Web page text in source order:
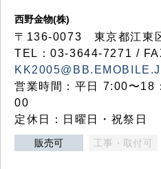
西野金物(株)
〒136-0073 東京都江東
TEL：03‐3644‐7271 /
営業時間：平日 7:00〜
00
定休日：日曜日・祝祭日
販売可 工事・取付可